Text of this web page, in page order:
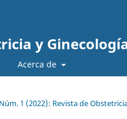
y
Acerca de
1 (2022): Revista de